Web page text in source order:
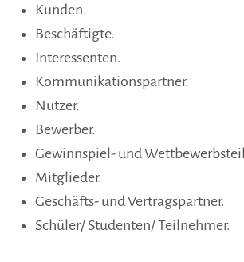
Kunden.
Beschäftigte.
Interessenten.
Kommunikationspartner.
Nutzer.
Bewerber.
Gewinnspiel- und
Mitglieder.
Geschäfts- und Vertragspartner.
Schüler/ Studenten/ Teilnehmer.